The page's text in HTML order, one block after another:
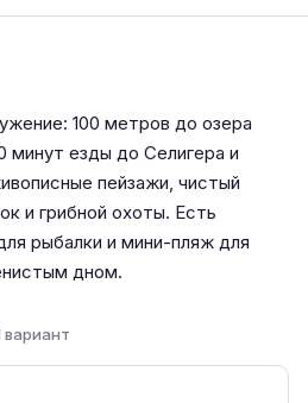
100 метров до озера
минут езды до Селигера и
пейзажи, чистый
и грибной охоты. Есть
рыбалки и мини-пляж для
дном.
вариант